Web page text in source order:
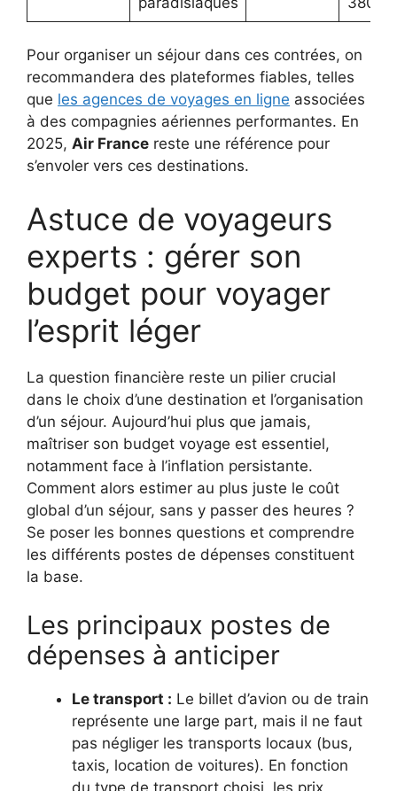
Pour organiser un séjour dans ces contrées, on
recommandera des plateformes fiables, telles
que les agences de voyages en ligne associées
à des compagnies aériennes performantes. En
2025, Air France reste une référence pour
s’envoler vers ces destinations.
Astuce de voyageurs
experts : gérer son
budget pour voyager
l’esprit léger
La question financière reste un pilier crucial
dans le choix d’une destination et l’organisation
d’un séjour. Aujourd’hui plus que jamais,
maîtriser son budget voyage est essentiel,
notamment face à l’inflation persistante.
Comment alors estimer au plus juste le coût
global d’un séjour, sans y passer des heures ?
Se poser les bonnes questions et comprendre
les différents postes de dépenses constituent
la base.
Les principaux postes de
dépenses à anticiper
Le transport : Le billet d’avion ou de train
représente une large part, mais il ne faut
pas négliger les transports locaux (bus,
taxis, location de voitures). En fonction